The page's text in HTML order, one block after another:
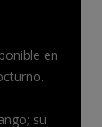
en
su